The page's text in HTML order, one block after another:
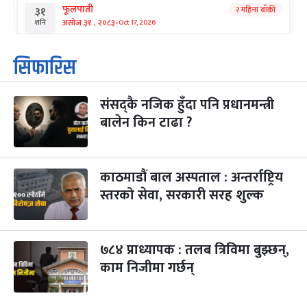
३१
शनि
फूलपाती
असोज ३१ , २०८३-Oct 17, 2026
२ महिना बाँकी
१
आइत
कार्तिक सङ्क्रान्ति
कार्तिक १, २०८३
३
मंगल
महानवमी
कार्तिक ३, २०८३-Oct 20, 2026
२ महिना बाँकी
४
बुध कार्तिक ४, २०८३ Oct 21, 2026
५
बिहि
पापा‌ङ्कुशा एकादशी व्रत
कार्तिक ५, २०८३
२ महिना बाँकी
२२
आइत
कुकुर तिहार
कार्तिक २२, २०८३-Nov 8, 2026
३ महिना बाँकी
सिफारिस
संसद्कै नजिक हुँदा पनि प्रधानमन्त्री
बालेन किन टाढा ?
काठमाडौं बाल अस्पताल : अन्तर्राष्ट्रिय
स्तरको सेवा, सरकारी सरह शुल्क
७८४ प्राध्यापक : तलब त्रिविमा बुझ्छन्,
काम निजीमा गर्छन्